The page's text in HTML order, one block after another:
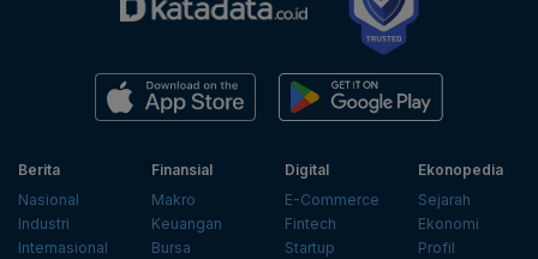
Berita
Nasional
Industri
Internasional
Finansial
Makro
Keuangan
Bursa
Digital
E-Commerce
Fintech
Startup
Ekonopedia
Sejarah
Ekonomi
Profil